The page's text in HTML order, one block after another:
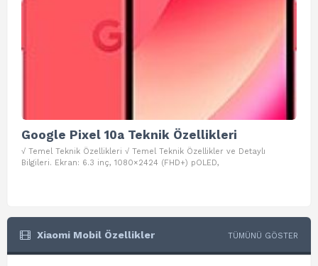
Google Pixel 10a Teknik Özellikleri
√ Temel Teknik Özellikleri √ Temel Teknik Özellikler ve Detaylı
Bilgileri. Ekran: 6.3 inç, 1080×2424 (FHD+) pOLED,
Xiaomi Mobil Özellikler TÜMÜNÜ GÖSTER